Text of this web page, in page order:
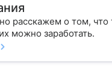
расскажем о том, что
можно заработать.